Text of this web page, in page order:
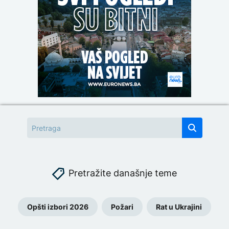
Pretražite današnje teme
Opšti izbori 2026 Požari Rat u Ukrajini